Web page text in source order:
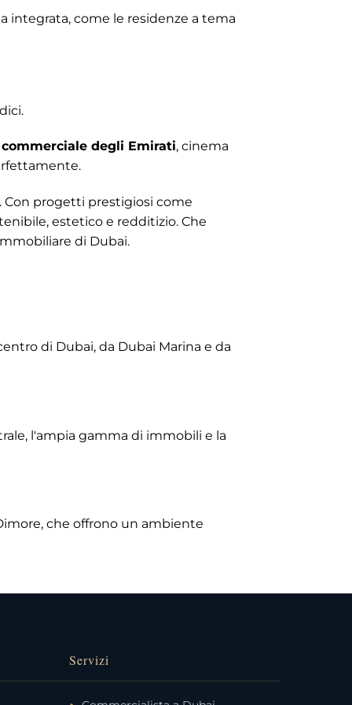
integrata, come le residenze a tema
degli Emirati, cinema
Con progetti prestigiosi come
estetico e redditizio. Che
di Dubai.
di Dubai, da Dubai Marina e da
l'ampia gamma di immobili e la
che offrono un ambiente
Servizi